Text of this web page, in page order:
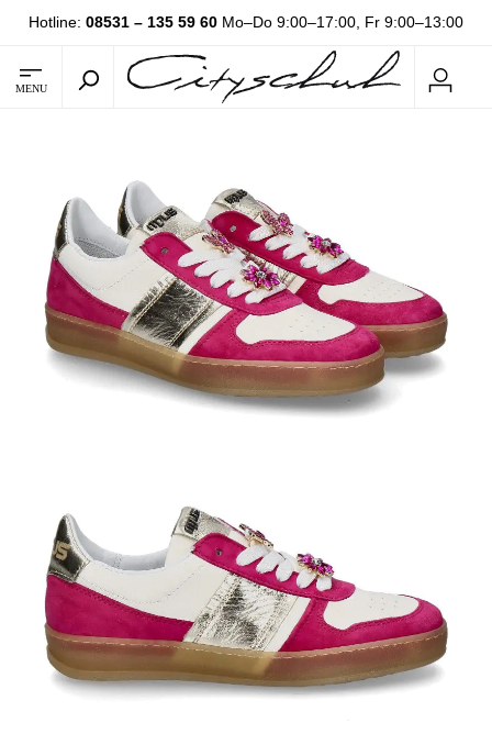
Hotline: 08531 – 135 59 60 Mo–Do 9:00–17:00, Fr 9:00–13:00
MENU